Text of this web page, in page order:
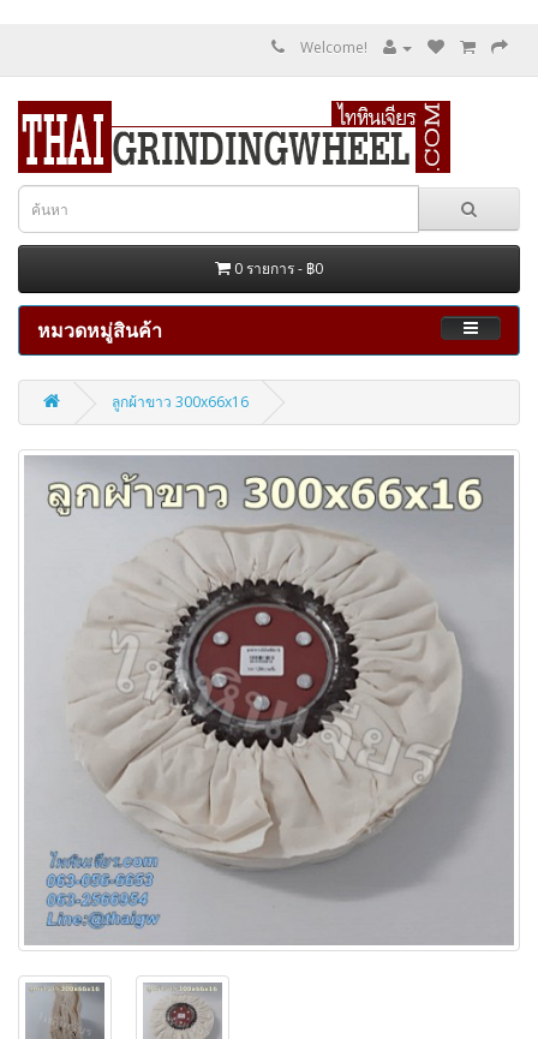
Welcome!
0 รายการ - ฿0
หมวดหมู่สินค้า
ลูกผ้าขาว 300x66x16